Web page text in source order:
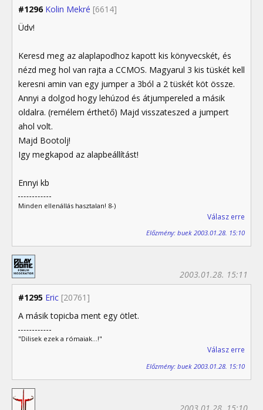
#1296 Kolin Mekré [6614]
Üdv!
Keresd meg az alaplapodhoz kapott kis könyvecskét, és
nézd meg hol van rajta a CCMOS. Magyarul 3 kis tüskét kell
keresni amin van egy jumper a 3ból a 2 tüskét köt össze.
Annyi a dolgod hogy lehúzod és átjumpereled a másik
oldalra. (remélem érthető) Majd visszateszed a jumpert
ahol volt.
Majd Bootolj!
Igy megkapod az alapbeállítást!
Ennyi kb
Minden ellenállás hasztalan! 8-)
Válasz erre
Előzmény: buek 2003.01.28. 15:10
#1295 Eric [20761]
2003.01.28. 15:11
A másik topicba ment egy ötlet.
"Dilisek ezek a rómaiak...!"
Válasz erre
Előzmény: buek 2003.01.28. 15:10